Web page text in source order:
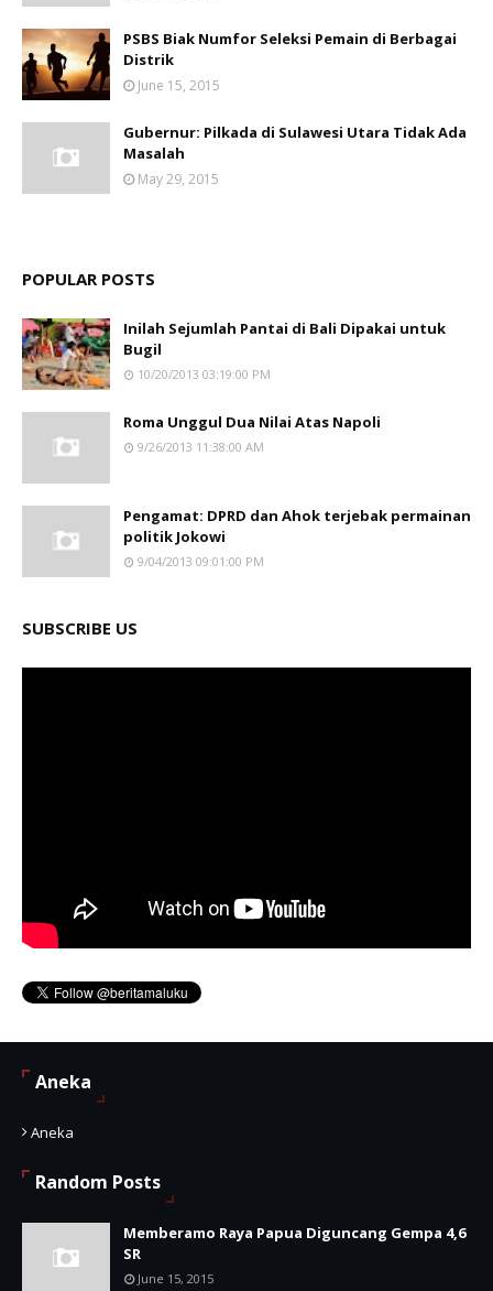
PSBS Biak Numfor Seleksi Pemain di Berbagai
Distrik
June 15, 2015
Gubernur: Pilkada di Sulawesi Utara Tidak Ada
Masalah
May 29, 2015
POPULAR POSTS
Inilah Sejumlah Pantai di Bali Dipakai untuk
Bugil
10/20/2013 03:19:00 PM
Roma Unggul Dua Nilai Atas Napoli
9/26/2013 11:38:00 AM
Pengamat: DPRD dan Ahok terjebak permainan
politik Jokowi
9/04/2013 09:01:00 PM
SUBSCRIBE US
Aneka
Aneka
Random Posts
Memberamo Raya Papua Diguncang Gempa 4,6
SR
June 15, 2015